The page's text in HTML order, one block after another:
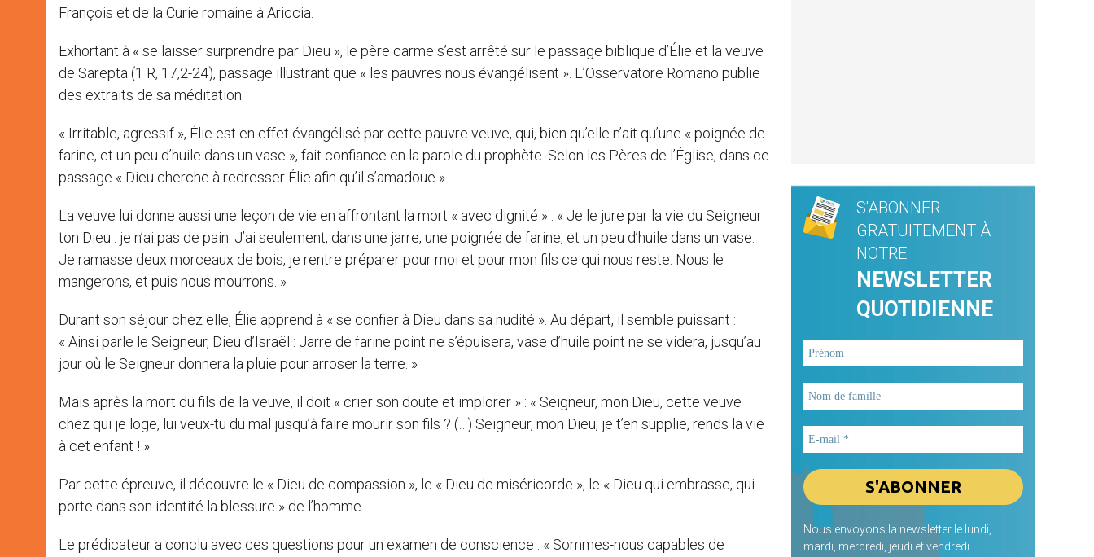
François et de la Curie romaine à Ariccia.
Exhortant à « se laisser surprendre par Dieu », le père carme s’est arrêté sur le passage biblique d’Élie et la veuve
de Sarepta (1 R, 17,2-24), passage illustrant que « les pauvres nous évangélisent ». L’Osservatore Romano publie
des extraits de sa méditation.
« Irritable, agressif », Élie est en effet évangélisé par cette pauvre veuve, qui, bien qu’elle n’ait qu’une « poignée de
farine, et un peu d’huile dans un vase », fait confiance en la parole du prophète. Selon les Pères de l’Église, dans ce
passage « Dieu cherche à redresser Élie afin qu’il s’amadoue ».
La veuve lui donne aussi une leçon de vie en affrontant la mort « avec dignité » : « Je le jure par la vie du Seigneur
ton Dieu : je n’ai pas de pain. J’ai seulement, dans une jarre, une poignée de farine, et un peu d’huile dans un vase.
Je ramasse deux morceaux de bois, je rentre préparer pour moi et pour mon fils ce qui nous reste. Nous le
mangerons, et puis nous mourrons. »
Durant son séjour chez elle, Élie apprend à « se confier à Dieu dans sa nudité ». Au départ, il semble puissant :
« Ainsi parle le Seigneur, Dieu d’Israël : Jarre de farine point ne s’épuisera, vase d’huile point ne se videra, jusqu’au
jour où le Seigneur donnera la pluie pour arroser la terre. »
Mais après la mort du fils de la veuve, il doit « crier son doute et implorer » : « Seigneur, mon Dieu, cette veuve
chez qui je loge, lui veux-tu du mal jusqu’à faire mourir son fils ? (…) Seigneur, mon Dieu, je t’en supplie, rends la vie
à cet enfant ! »
Par cette épreuve, il découvre le « Dieu de compassion », le « Dieu de miséricorde », le « Dieu qui embrasse, qui
porte dans son identité la blessure » de l’homme.
Le prédicateur a conclu avec ces questions pour un examen de conscience : « Sommes-nous capables de
S'ABONNER
GRATUITEMENT À
NOTRE
NEWSLETTER
QUOTIDIENNE
Nous envoyons la newsletter le lundi,
mardi, mercredi, jeudi et vendredi